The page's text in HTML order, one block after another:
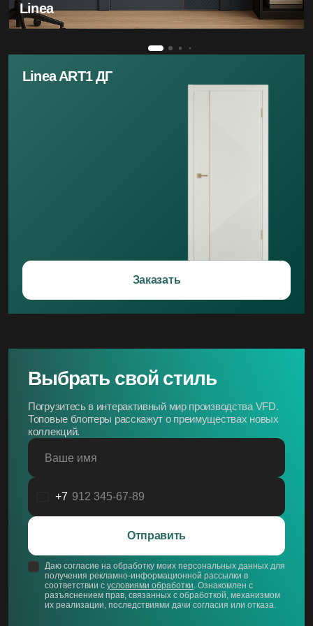
Linea
Linea ART1 ДГ
Заказать
Выбрать свой стиль
Погрузитесь в интерактивный мир производства VFD.
Топовые блоггеры расскажут о преимуществах новых
коллекций.
Ваше имя
Россия
+7
Отправить
Даю согласие на обработку моих персональных данных для
получения рекламно-информационной рассылки в
соответствии с условиями обработки . Ознакомлен с
разъяснением прав, связанных с обработкой, механизмом
их реализации, последствиями дачи согласия или отказа.